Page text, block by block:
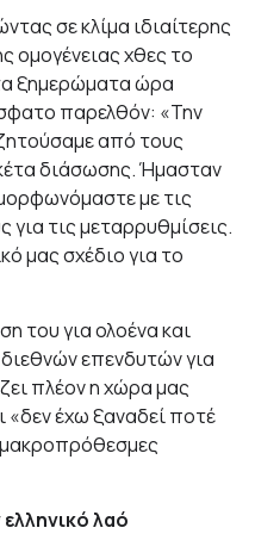
σε κλίμα ιδιαίτερης
ομογένειας χθες το
ξημερώματα ώρα
παρελθόν: «Την
από τους
διάσωσης. Ήμασταν
με τις
για τις μεταρρυθμίσεις.
μας σχέδιο για το
του για ολοένα και
επενδυτών για
πλέον η χώρα μας
«δεν έχω ξαναδεί ποτέ
λαό